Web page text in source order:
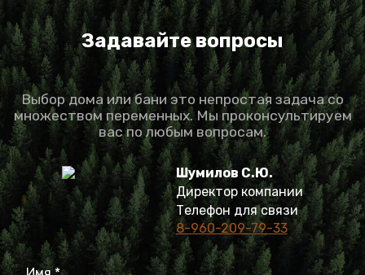
Задавайте вопросы
Выбор дома или бани это непростая задача со
множеством переменных. Мы проконсультируем
вас по любым вопросам.
Шумилов С.Ю.
Директор компании
Телефон для связи
8-960-209-79-33